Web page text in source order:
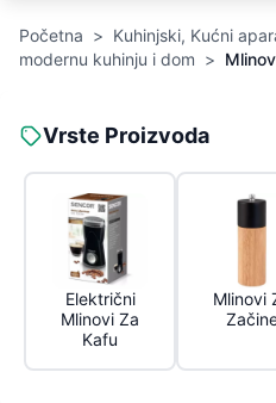
Početna > Kuhinjski, Kućni
modernu kuhinju i dom >
Vrste Proizvoda
Električni
Mlinovi Za
Kafu
Mlinovi